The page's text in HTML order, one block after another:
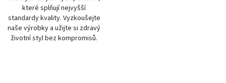
které splňují nejvyšší
standardy kvality. Vyzkoušejte
naše výrobky a užijte si zdravý
životní styl bez kompromisů.